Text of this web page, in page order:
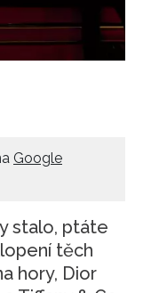
Google
stalo, ptáte
těch
hory, Dior